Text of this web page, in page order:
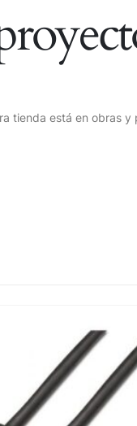
tienda está en obras y